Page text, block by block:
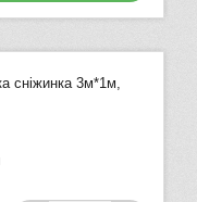
сніжинка 3м*1м,